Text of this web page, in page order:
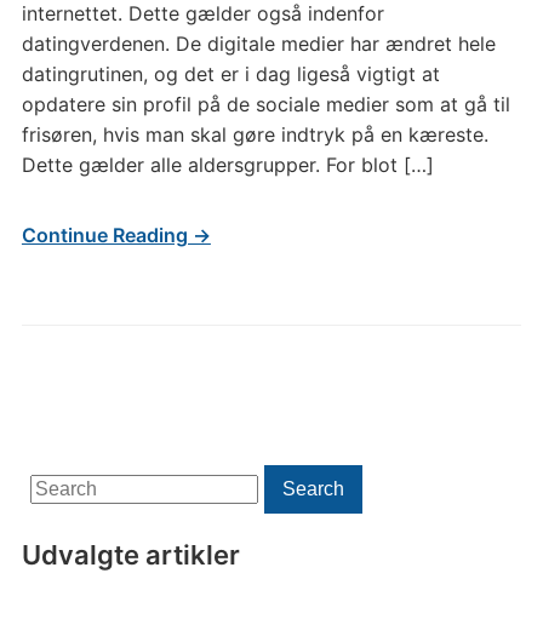
internettet. Dette gælder også indenfor
datingverdenen. De digitale medier har ændret hele
datingrutinen, og det er i dag ligeså vigtigt at
opdatere sin profil på de sociale medier som at gå til
frisøren, hvis man skal gøre indtryk på en kæreste.
Dette gælder alle aldersgrupper. For blot […]
Continue Reading →
Search
for:
Search
Udvalgte artikler